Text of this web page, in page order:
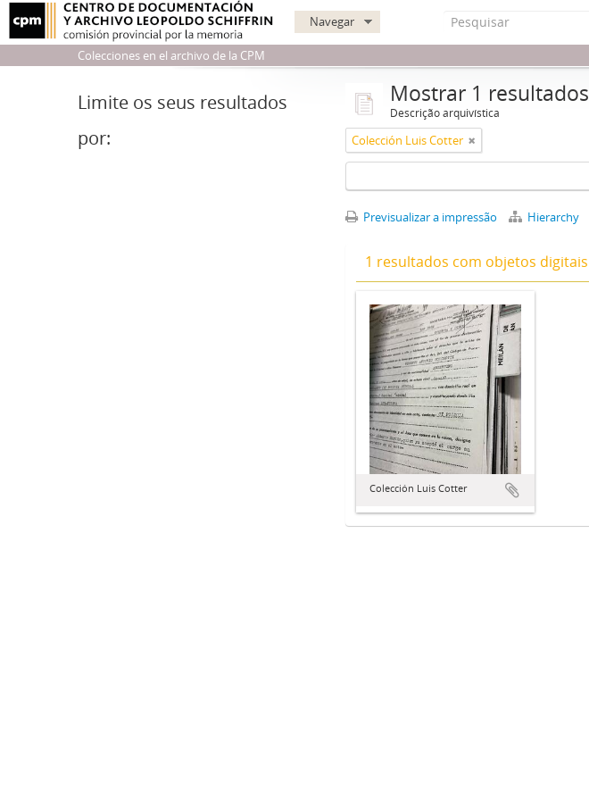
Navegar
Colecciones en el archivo de la CPM
Limite os seus resultados
por:
Mostrar 1 resultados
Descrição arquivística
Colección Luis Cotter
Previsualizar a impressão Hierarchy
1 resultados com objetos digitais
Colección Luis Cotter